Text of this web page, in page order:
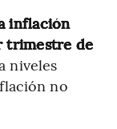
inflación
trimestre de
niveles
no